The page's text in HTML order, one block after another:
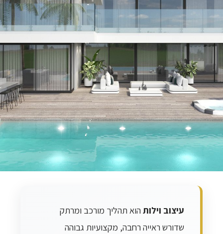
עיצוב וילותהוא תהליך מורכב ומרתק
שדורש ראייה רחבה, מקצועיות גבוהה